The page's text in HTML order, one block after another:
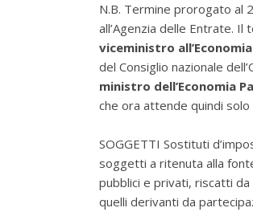
N.B. Termine prorogato al
all’Agenzia delle Entrate.
viceministro
del Consiglio nazionale
ministro dell’Economia
che ora attende quindi
SOGGETTI Sostituti
soggetti a ritenuta alla
pubblici e privati, riscatti
quelli derivanti da